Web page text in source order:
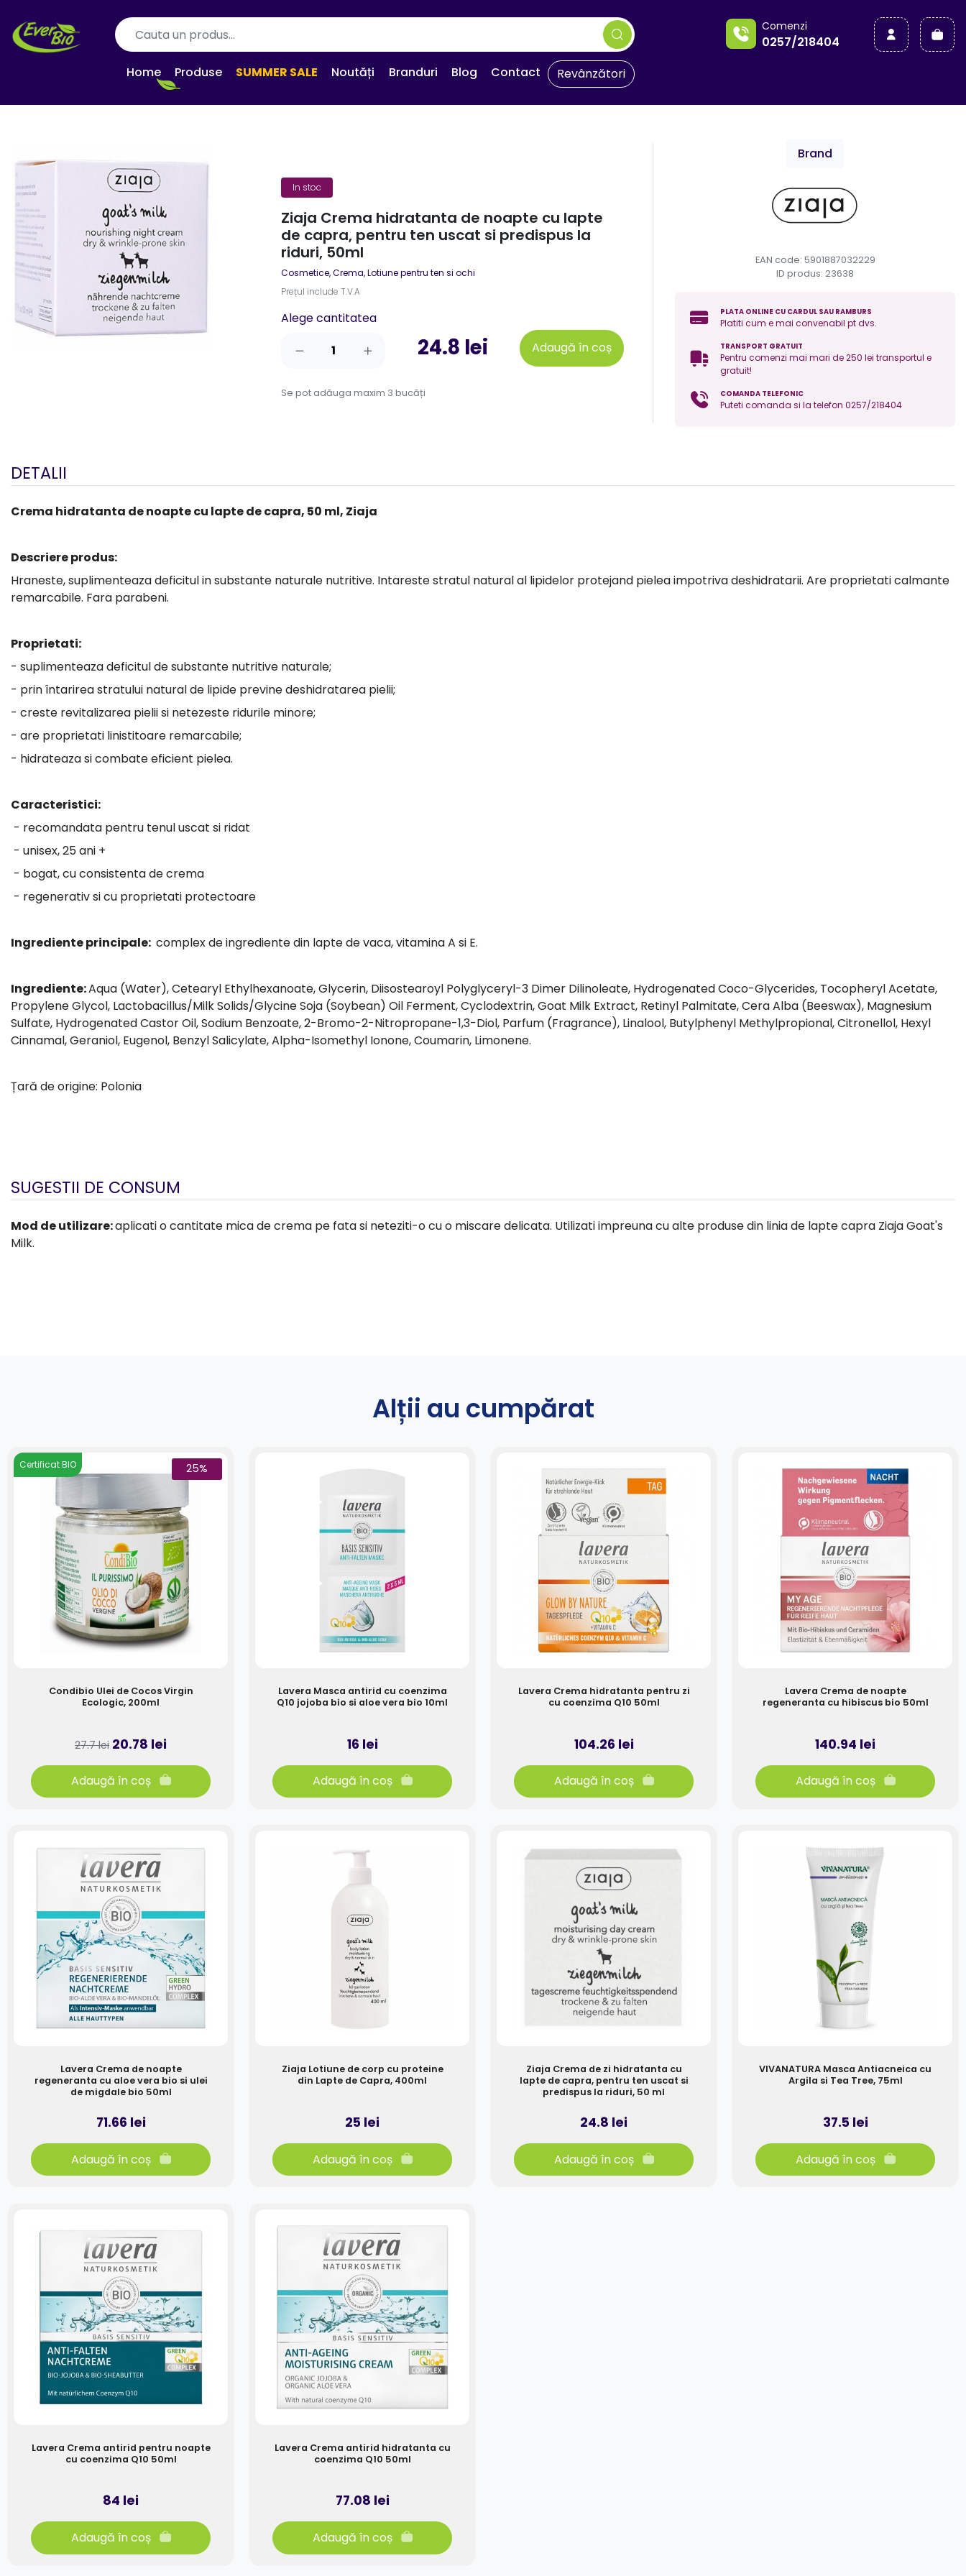
Home Produse SUMMER SALE Noutăți Branduri Blog Contact Revânzători
Comenzi
0257/218404
In stoc
Ziaja Crema hidratanta de noapte cu lapte
de capra, pentru ten uscat si predispus la
riduri, 50ml
Cosmetice,Crema, Lotiune pentru ten si ochi
Prețul include T.V.A
Alege cantitatea
24.8 lei Adaugă în coș
Se pot adăuga maxim 3 bucăți
Brand
EAN code: 5901887032229
ID produs: 23638
PLATA ONLINE CU CARDUL SAU RAMBURS
Platiti cum e mai convenabil pt dvs.
TRANSPORT GRATUIT
Pentru comenzi mai mari de 250 lei transportul e
gratuit!
COMANDA TELEFONIC
Puteti comanda si la telefon 0257/218404
DETALII
Crema hidratanta de noapte cu lapte de capra, 50 ml, Ziaja
Descriere produs:
Hraneste, suplimenteaza deficitul in substante naturale nutritive. Intareste stratul natural al lipidelor protejand pielea impotriva deshidratarii. Are proprietati calmante
remarcabile. Fara parabeni.
Proprietati:
- suplimenteaza deficitul de substante nutritive naturale;
- prin întarirea stratului natural de lipide previne deshidratarea pielii;
- creste revitalizarea pielii si netezeste ridurile minore;
- are proprietati linistitoare remarcabile;
- hidrateaza si combate eficient pielea.
Caracteristici:
- recomandata pentru tenul uscat si ridat
- unisex, 25 ani +
- bogat, cu consistenta de crema
- regenerativ si cu proprietati protectoare
Ingrediente principale: complex de ingrediente din lapte de vaca, vitamina A si E.
Ingrediente:Aqua (Water), Cetearyl Ethylhexanoate, Glycerin, Diisostearoyl Polyglyceryl-3 Dimer Dilinoleate, Hydrogenated Coco-Glycerides, Tocopheryl Acetate,
Propylene Glycol, Lactobacillus/Milk Solids/Glycine Soja (Soybean) Oil Ferment, Cyclodextrin, Goat Milk Extract, Retinyl Palmitate, Cera Alba (Beeswax), Magnesium
Sulfate, Hydrogenated Castor Oil, Sodium Benzoate, 2-Bromo-2-Nitropropane-1,3-Diol, Parfum (Fragrance), Linalool, Butylphenyl Methylpropional, Citronellol, Hexyl
Cinnamal, Geraniol, Eugenol, Benzyl Salicylate, Alpha-Isomethyl Ionone, Coumarin, Limonene.
Țară de origine: Polonia
SUGESTII DE CONSUM
Mod de utilizare:aplicati o cantitate mica de crema pe fata si neteziti-o cu o miscare delicata. Utilizati impreuna cu alte produse din linia de lapte capra Ziaja Goat's
Milk.
Alții au cumpărat
25%
Certificat BIO
Condibio Ulei de Cocos Virgin
Ecologic, 200ml
27.7 lei 20.78 lei
Adaugă în coș
Lavera Masca antirid cu coenzima
Q10 jojoba bio si aloe vera bio 10ml
16 lei
Adaugă în coș
Lavera Crema hidratanta pentru zi
cu coenzima Q10 50ml
104.26 lei
Adaugă în coș
Lavera Crema de noapte
regeneranta cu hibiscus bio 50ml
140.94 lei
Adaugă în coș
Lavera Crema de noapte
regeneranta cu aloe vera bio si ulei
de migdale bio 50ml
71.66 lei
Adaugă în coș
Ziaja Lotiune de corp cu proteine
din Lapte de Capra, 400ml
25 lei
Adaugă în coș
Ziaja Crema de zi hidratanta cu
lapte de capra, pentru ten uscat si
predispus la riduri, 50 ml
24.8 lei
Adaugă în coș
VIVANATURA Masca Antiacneica cu
Argila si Tea Tree, 75ml
37.5 lei
Adaugă în coș
Lavera Crema antirid pentru noapte
cu coenzima Q10 50ml
84 lei
Adaugă în coș
Lavera Crema antirid hidratanta cu
coenzima Q10 50ml
77.08 lei
Adaugă în coș